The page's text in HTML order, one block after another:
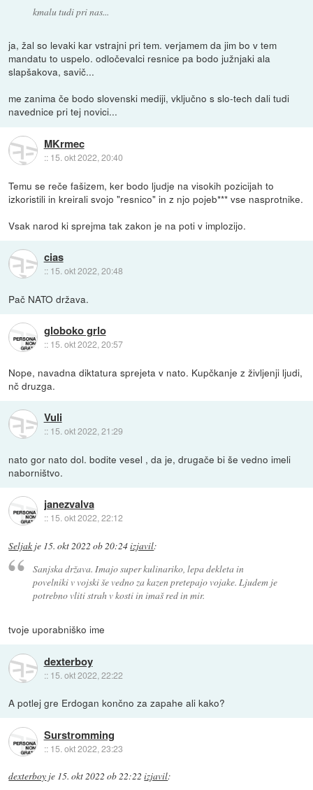
kmalu tudi pri nas...
ja, žal so levaki kar vstrajni pri tem. verjamem da jim bo v tem
mandatu to uspelo. odločevalci resnice pa bodo južnjaki ala
slapšakova, savič...
me zanima če bodo slovenski mediji, vključno s slo-tech dali tudi
navednice pri tej novici...
MKrmec
:: 15. okt 2022, 20:40
Temu se reče fašizem, ker bodo ljudje na visokih pozicijah to
izkoristili in kreirali svojo "resnico" in z njo pojeb*** vse nasprotnike.
Vsak narod ki sprejma tak zakon je na poti v implozijo.
cias
:: 15. okt 2022, 20:48
Pač NATO država.
globoko grlo
:: 15. okt 2022, 20:57
Nope, navadna diktatura sprejeta v nato. Kupčkanje z življenji ljudi,
nč druzga.
Vuli
:: 15. okt 2022, 21:29
nato gor nato dol. bodite vesel , da je, drugače bi še vedno imeli
naborništvo.
janezvalva
:: 15. okt 2022, 22:12
Seljak je 15. okt 2022 ob 20:24izjavil:
Sanjska država. Imajo super kulinariko, lepa dekleta in
povelniki v vojski še vedno za kazen pretepajo vojake. Ljudem je
potrebno vliti strah v kosti in imaš red in mir.
tvoje uporabniško ime
dexterboy
:: 15. okt 2022, 22:22
A potlej gre Erdogan končno za zapahe ali kako?
Surstromming
:: 15. okt 2022, 23:23
dexterboy je 15. okt 2022 ob 22:22 izjavil: